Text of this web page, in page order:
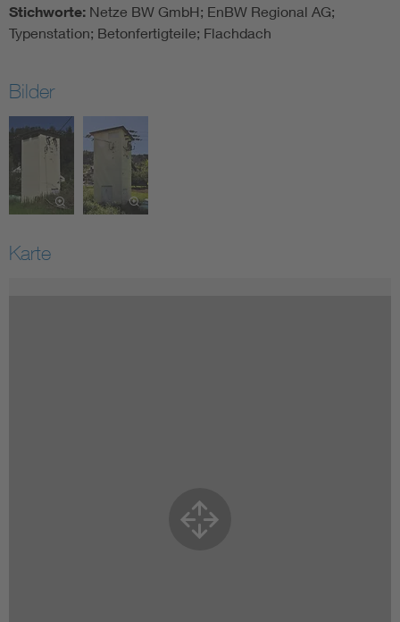
Stichworte: Netze BW GmbH; EnBW Regional AG;
Typenstation; Betonfertigteile; Flachdach
Bilder
Karte